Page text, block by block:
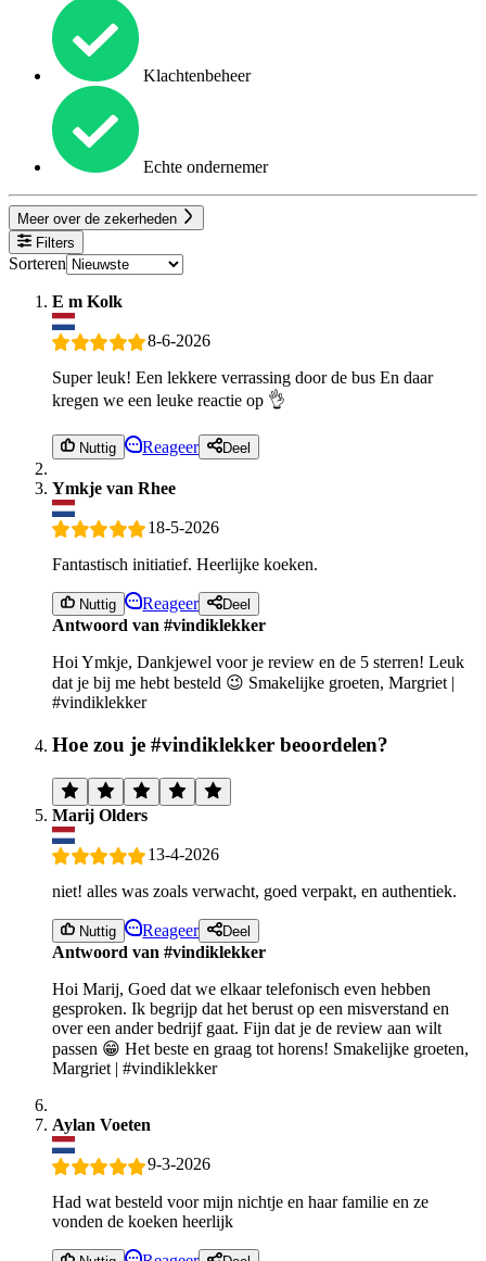
Klachtenbeheer
Echte ondernemer
Meer over de zekerheden
Filters
Sorteren
E m Kolk
8-6-2026
Super leuk! Een lekkere verrassing door de bus En daar
kregen we een leuke reactie op 👌
Nuttig Reageer Deel
Ymkje van Rhee
18-5-2026
Fantastisch initiatief. Heerlijke koeken.
Nuttig Reageer Deel
Antwoord van #vindiklekker
Hoi Ymkje, Dankjewel voor je review en de 5 sterren! Leuk
dat je bij me hebt besteld 😉 Smakelijke groeten, Margriet |
#vindiklekker
Hoe zou je #vindiklekker beoordelen?
Marij Olders
13-4-2026
niet! alles was zoals verwacht, goed verpakt, en authentiek.
Nuttig Reageer Deel
Antwoord van #vindiklekker
Hoi Marij, Goed dat we elkaar telefonisch even hebben
gesproken. Ik begrijp dat het berust op een misverstand en
over een ander bedrijf gaat. Fijn dat je de review aan wilt
passen 😁 Het beste en graag tot horens! Smakelijke groeten,
Margriet | #vindiklekker
Aylan Voeten
9-3-2026
Had wat besteld voor mijn nichtje en haar familie en ze
vonden de koeken heerlijk